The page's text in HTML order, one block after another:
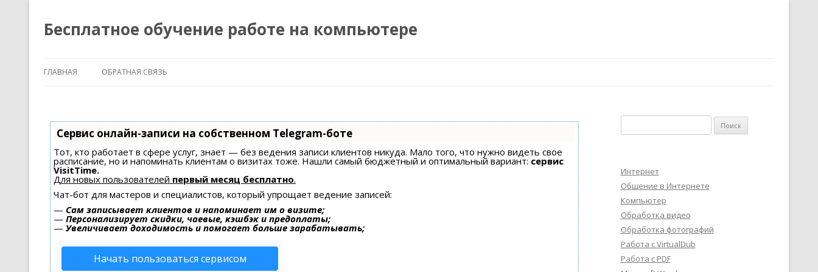
Бесплатное обучение работе на компьютере
ГЛАВНАЯ ОБРАТНАЯ СВЯЗЬ
Сервис онлайн-записи на собственном Telegram-боте
Тот, кто работает в сфере услуг, знает — без ведения записи клиентов никуда. Мало того, что нужно видеть свое
расписание, но и напоминать клиентам о визитах тоже. Нашли самый бюджетный и оптимальный вариант: сервис
VisitTime.
Для новых пользователей первый месяц бесплатно.
Чат-бот для мастеров и специалистов, который упрощает ведение записей:
— Сам записывает клиентов и напоминает им о визите;
— Персонализирует скидки, чаевые, кэшбэк и предоплаты;
— Увеличивает доходимость и помогает больше зарабатывать;
Начать пользоваться сервисом
Интернет
Общение в Интернете
Компьютер
Обработка видео
Обработка фотографий
Работа с VirtualDub
Работа с PDF